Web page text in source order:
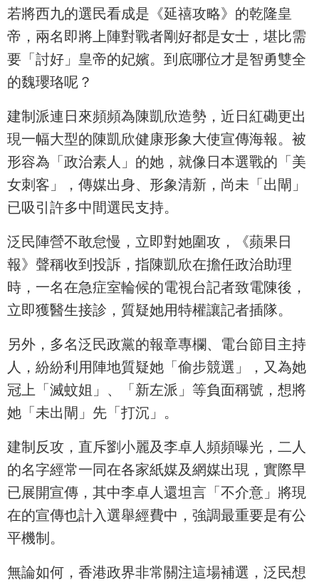
若將西九的選民看成是《延禧攻略》的乾隆皇
帝，兩名即將上陣對戰者剛好都是女士，堪比需
要「討好」皇帝的妃嬪。到底哪位才是智勇雙全
的魏瓔珞呢？
建制派連日來頻頻為陳凱欣造勢，近日紅磡更出
現一幅大型的陳凱欣健康形象大使宣傳海報。被
形容為「政治素人」的她，就像日本選戰的「美
女刺客」，傳媒出身、形象清新，尚未「出閘」
已吸引許多中間選民支持。
泛民陣營不敢怠慢，立即對她圍攻，《蘋果日
報》聲稱收到投訴，指陳凱欣在擔任政治助理
時，一名在急症室輪候的電視台記者致電陳後，
立即獲醫生接診，質疑她用特權讓記者插隊。
另外，多名泛民政黨的報章專欄、電台節目主持
人，紛紛利用陣地質疑她「偷步競選」，又為她
冠上「滅蚊姐」、「新左派」等負面稱號，想將
她「未出閘」先「打沉」。
建制反攻，直斥劉小麗及李卓人頻頻曝光，二人
的名字經常一同在各家紙媒及網媒出現，實際早
已展開宣傳，其中李卓人還坦言「不介意」將現
在的宣傳也計入選舉經費中，強調最重要是有公
平機制。
無論如何，香港政界非常關注這場補選，泛民想